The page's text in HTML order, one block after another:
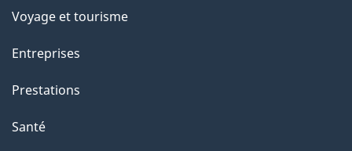
e
t
e
p
Voyage et tourisme
Entreprises
Prestations
Santé